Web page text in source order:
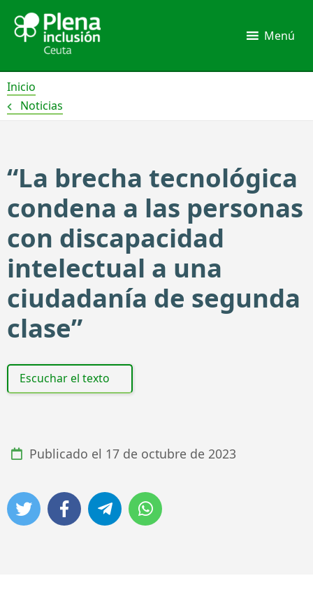
contenido
Menú
Inicio
Noticias
“La brecha tecnológica
condena a las personas
con discapacidad
intelectual a una
ciudadanía de segunda
clase”
Escuchar el texto
Publicado el 17 de octubre de 2023